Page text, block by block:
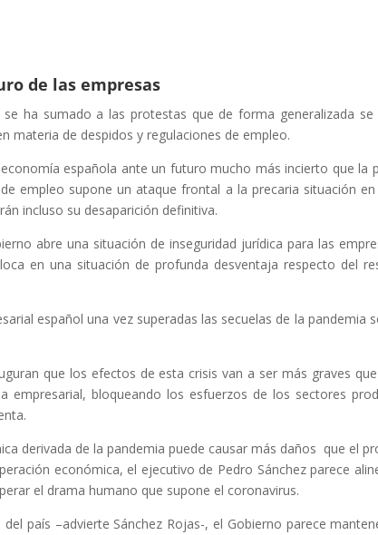
de las empresas
ha sumado a las protestas que de forma generalizada
materia de despidos y regulaciones de empleo.
española ante un futuro mucho más incierto que la
empleo supone un ataque frontal a la precaria situación
incluso su desaparición definitiva.
abre una situación de inseguridad jurídica para las
en una situación de profunda desventaja respecto del
español una vez superadas las secuelas de la pandemia
que los efectos de esta crisis van a ser más graves
bloqueando los esfuerzos de los sectores
derivada de la pandemia puede causar más daños que el
económica, el ejecutivo de Pedro Sánchez parece
el drama humano que supone el coronavirus.
país –advierte Sánchez Rojas-, el Gobierno parece